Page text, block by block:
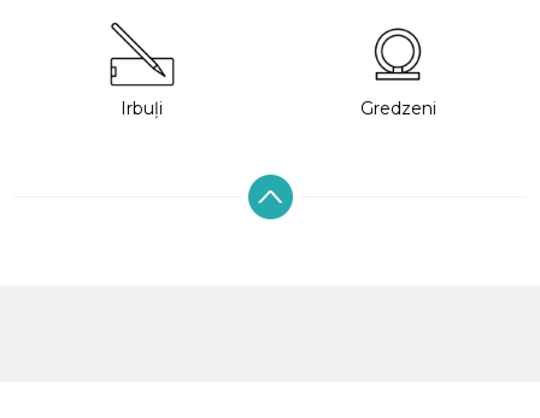
Irbuļi Gredzeni